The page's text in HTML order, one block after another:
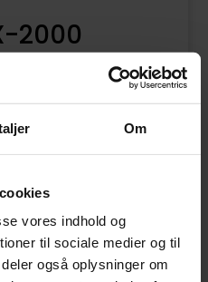
Om
vores indhold og
til sociale medier og til
også oplysninger om
2000
Modtageren er nu
hyler beeperen. For